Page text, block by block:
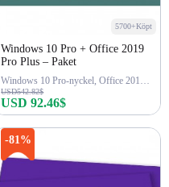
5700+Köpt
Windows 10 Pro + Office 2019
Pro Plus – Paket
Windows 10 Pro-nyckel, Office 2019 Pro-nyckel
USD542.82$
USD 92.46$
-81%